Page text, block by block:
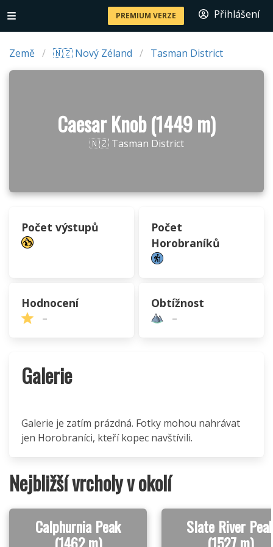
PREMIUM VERZE Přihlášení
Země 🇳🇿 Nový Zéland Tasman District
Caesar Knob (1449 m)
🇳🇿 Tasman District
Počet výstupů
Počet
Horobraníků
Hodnocení
–
Obtížnost
–
Galerie
Galerie je zatím prázdná. Fotky mohou nahrávat
jen Horobraníci, kteří kopec navštívili.
Nejbližší vrcholy v okolí
Calphurnia Peak Slate River